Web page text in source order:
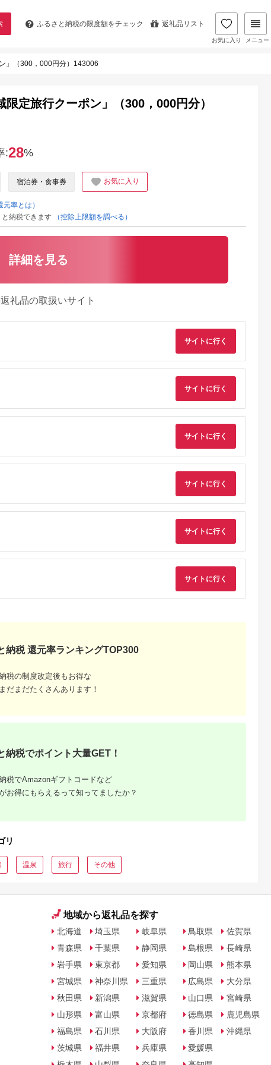
ふるさと納税の限度額をチェック 返礼品リスト
お気に入り メニュー
」（300，000円分）143006
補助券
_GI-
購入補助券
周辺ほか町内各所で利
用可能な長野原町ふる
全日 さんねむ温泉 ペ
ア宿泊券[2名:1泊朝食
付・スタンダードツイ
ン] 旅行券 チケット
円
静岡県 島田市
[№5695-0585]島田
総合スポーツセンタ
利用回数券12枚綴り
（プールorトレーニ
グ室)
寄付金額:
定旅行クーポン」（300，000円分）
:28%
宿泊券・食事券 お気に入り
元率とは）
納税できます
（控除上限額を調べる）
詳細を見る
礼品の取扱いサイト
サイトに行く
サイトに行く
サイトに行く
サイトに行く
サイトに行く
サイトに行く
納税 還元率ランキングTOP300
税の制度改定後もお得な
だまだたくさんあります！
納税でポイント大量GET！
税でAmazonギフトコードなど
お得にもらえるって知ってましたか？
リ
温泉 旅行 その他
地域から返礼品を探す
北海道
青森県
岩手県
宮城県
秋田県
山形県
福島県
茨城県
埼玉県
千葉県
東京都
神奈川県
新潟県
富山県
石川県
福井県
岐阜県
静岡県
愛知県
三重県
滋賀県
京都府
大阪府
兵庫県
鳥取県
島根県
岡山県
広島県
山口県
徳島県
香川県
愛媛県
佐賀県
長崎県
熊本県
大分県
宮崎県
鹿児島県
沖縄県